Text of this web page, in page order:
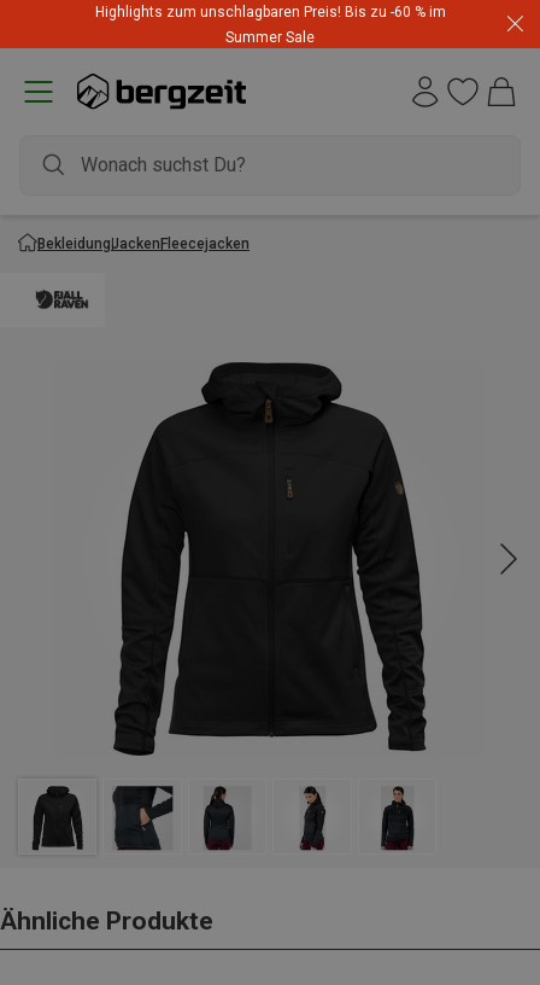
Highlights zum unschlagbaren Preis! Bis zu -60 % im
Summer Sale
BekleidungJackenFleecejacken
Ähnliche Produkte